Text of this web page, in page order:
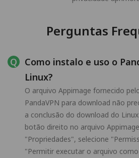
Perguntas
Como instalo e uso o
Linux?
O arquivo Appimage fornecido
PandaVPN para download não
a conclusão do download do
botão direito no arquivo
"Propriedades", selecione
"Permitir executar o arquivo